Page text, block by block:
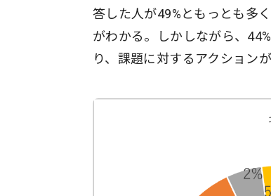
答した人が49%ともっとも多
がわかる。しかしながら、
り、課題に対するアクション